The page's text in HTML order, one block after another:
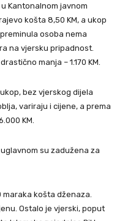
Kantonalnom javnom
košta 8,50 KM, a ukop
osoba nema
na vjersku pripadnost.
manja – 1.170 KM.
bez vjerskog dijela
variraju i cijene, a prema
KM.
su zadužena za
maraka košta dženaza.
Ostalo je vjerski, poput